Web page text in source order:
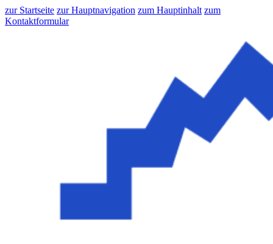
zur Startseite zur Hauptnavigation zum Hauptinhalt zum
Kontaktformular